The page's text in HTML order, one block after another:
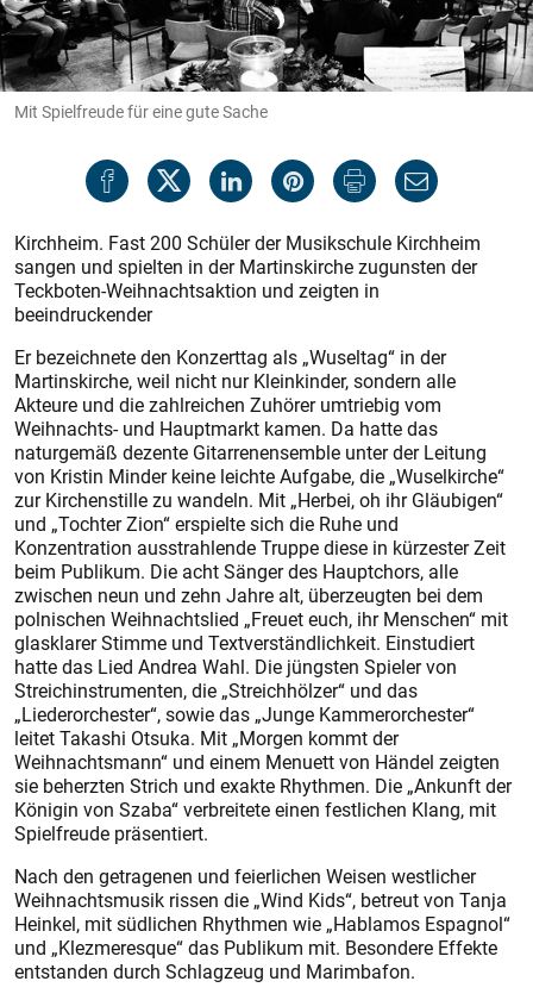
Mit Spielfreude für eine gute Sache
Kirchheim. Fast 200 Schüler der Musikschule Kirchheim
sangen und spielten in der Martinskirche zugunsten der
Teckboten-Weihnachtsaktion und zeigten in
beeindruckender
Er bezeichnete den Konzerttag als „Wuseltag“ in der
Martinskirche, weil nicht nur Kleinkinder, sondern alle
Akteure und die zahlreichen Zuhörer umtriebig vom
Weihnachts- und Hauptmarkt kamen. Da hatte das
naturgemäß dezente Gitarrenensemble unter der Leitung
von Kristin Minder keine leichte Aufgabe, die „Wuselkirche“
zur Kirchenstille zu wandeln. Mit „Herbei, oh ihr Gläubigen“
und „Tochter Zion“ erspielte sich die Ruhe und
Konzentration ausstrahlende Truppe diese in kürzester Zeit
beim Publikum. Die acht Sänger des Hauptchors, alle
zwischen neun und zehn Jahre alt, überzeugten bei dem
polnischen Weihnachtslied „Freuet euch, ihr Menschen“ mit
glasklarer Stimme und Textverständlichkeit. Einstudiert
hatte das Lied Andrea Wahl. Die jüngsten Spieler von
Streichinstrumenten, die „Streichhölzer“ und das
„Liederorchester“, sowie das „Junge Kammerorchester“
leitet Takashi Otsuka. Mit „Morgen kommt der
Weihnachtsmann“ und einem Menuett von Händel zeigten
sie beherzten Strich und exakte Rhythmen. Die „Ankunft der
Königin von Szaba“ verbreitete einen festlichen Klang, mit
Spielfreude präsentiert.
Nach den getragenen und feierlichen Weisen westlicher
Weihnachtsmusik rissen die „Wind Kids“, betreut von Tanja
Heinkel, mit südlichen Rhythmen wie „Hablamos Espagnol“
und „Klezmeresque“ das Publikum mit. Besondere Effekte
entstanden durch Schlagzeug und Marimbafon.